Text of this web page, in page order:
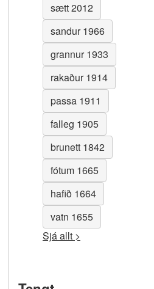
sætt 2012
sandur 1966
grannur 1933
rakaður 1914
passa 1911
falleg 1905
brunett 1842
fótum 1665
hafið 1664
vatn 1655
Sjá allt >